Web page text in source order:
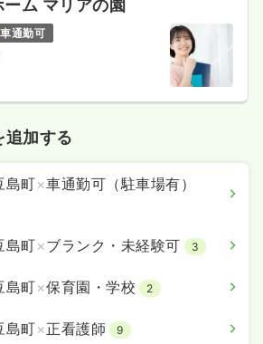
ム マリアの園
車通勤可
追加する
島町×車通勤可（駐車場有）
島町×ブランク・未経験可 3
島町×保育園・学校 2
島町×正看護師 9